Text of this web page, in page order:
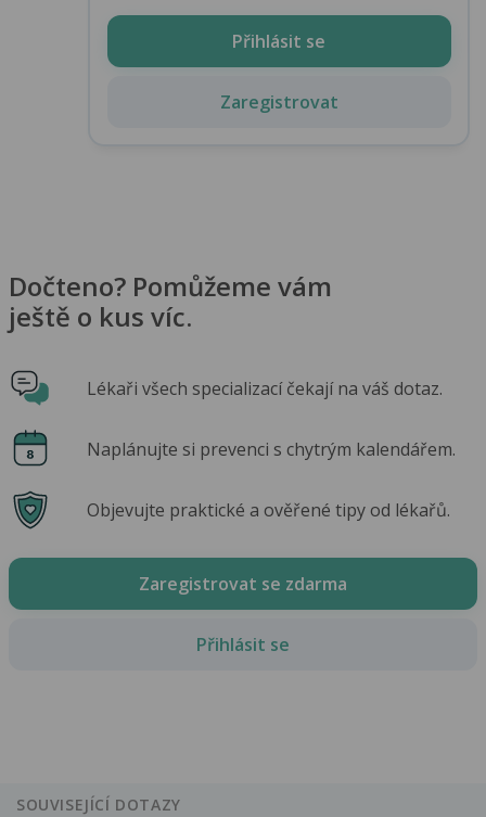
Přihlásit se
Zaregistrovat
Dočteno? Pomůžeme vám
ještě o kus víc.
Lékaři všech specializací čekají na váš dotaz.
Naplánujte si prevenci s chytrým kalendářem.
Objevujte praktické a ověřené tipy od lékařů.
Zaregistrovat se zdarma
Přihlásit se
SOUVISEJÍCÍ DOTAZY